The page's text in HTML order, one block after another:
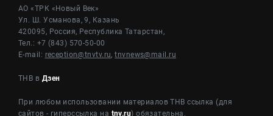
АО «ТРК «Новый Век»
Ул. Ш. Усманова, 9, Казань
420095, Россия, Республика Татарстан,
Тел.: +7 (843) 570-50-00
E-mail: reception@tnvtv.ru,tnvnews@mail.ru
ТНВ в Дзен
При любом использовании материалов ТНВ ссылка (для
сайтов - гиперссылка на tnv.ru) обязательна.